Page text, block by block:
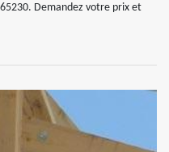
Demandez votre prix et